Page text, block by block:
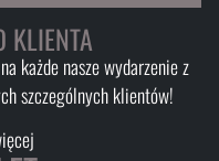
KLIENTA
każde nasze wydarzenie z
szczególnych klientów!